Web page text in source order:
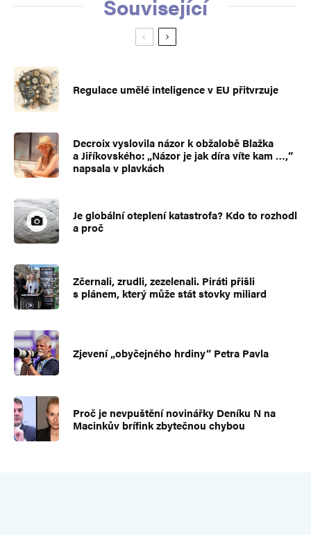
Související
Regulace umělé inteligence v EU přitvrzuje
Decroix vyslovila názor k obžalobě Blažka
a Jiříkovského: „Názor je jak díra víte kam …,“
napsala v plavkách
Je globální oteplení katastrofa? Kdo to rozhodl
a proč
Zčernali, zrudli, zezelenali. Piráti přišli
s plánem, který může stát stovky miliard
Zjevení „obyčejného hrdiny“ Petra Pavla
Proč je nevpuštění novinářky Deníku N na
Macinkův brífink zbytečnou chybou